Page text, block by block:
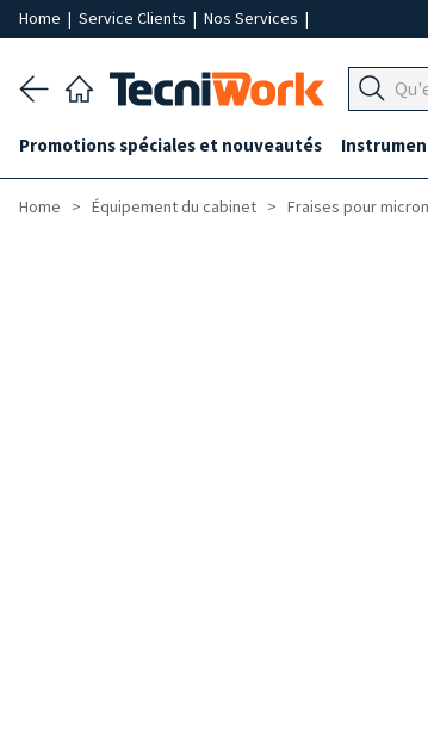
Home | Service Clients | Nos Services |
Promotions spéciales et nouveautés
Home Équipement du cabinet Fraises pour